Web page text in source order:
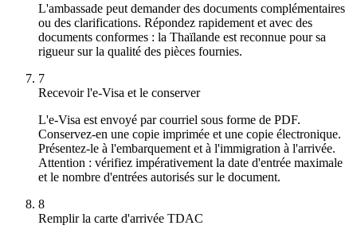
L'ambassade peut demander des documents complémentaires
ou des clarifications. Répondez rapidement et avec des
documents conformes : la Thaïlande est reconnue pour sa
rigueur sur la qualité des pièces fournies.
7
Recevoir l'e-Visa et le conserver
L'e-Visa est envoyé par courriel sous forme de PDF.
Conservez-en une copie imprimée et une copie électronique.
Présentez-le à l'embarquement et à l'immigration à l'arrivée.
Attention : vérifiez impérativement la date d'entrée maximale
et le nombre d'entrées autorisés sur le document.
8
Remplir la carte d'arrivée TDAC